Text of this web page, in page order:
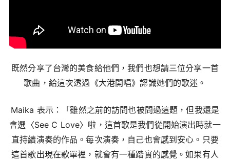
既然分享了台灣的美食給他們，我們也想請三位分享一首
歌曲，給這次透過《大港開唱》認識她們的歌迷。
Maika 表示：「雖然之前的訪問也被問過這題，但我還是
會選〈See C Love〉啦，這首歌是我們從開始演出時就一
直持續演奏的作品。每次演奏，自己也會感到安心。只要
這首歌出現在歌單裡，就會有一種踏實的感覺。如果有人